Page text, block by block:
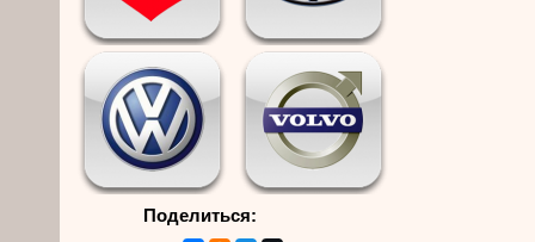
Поделиться: